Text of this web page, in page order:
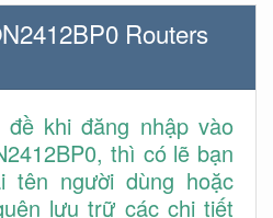
Routers
khi đăng nhập vào
thì có lẽ bạn
tên người dùng hoặc
lưu trữ các chi tiết